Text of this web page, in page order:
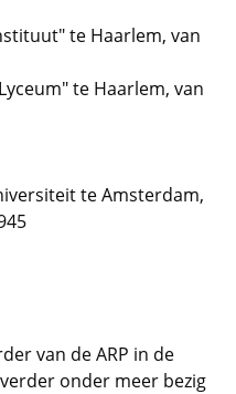
te Haarlem, van
te Haarlem, van
te Amsterdam,
van de ARP in de
onder meer bezig